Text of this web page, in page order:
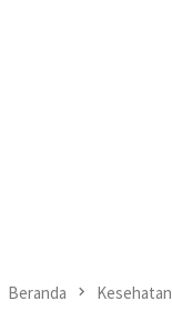
Beranda Kesehatan